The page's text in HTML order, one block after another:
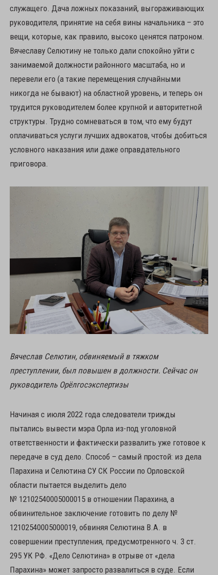
служащего. Дача ложных показаний, выгораживающих
руководителя, принятие на себя вины начальника – это
вещи, которые, как правило, высоко ценятся патроном.
Вячеславу Селютину не только дали спокойно уйти с
занимаемой должности районного масштаба, но и
перевели его (а такие перемещения случайными
никогда не бывают) на областной уровень, и теперь он
трудится руководителем более крупной и авторитетной
структуры. Трудно сомневаться в том, что ему будут
оплачиваться услуги лучших адвокатов, чтобы добиться
условного наказания или даже оправдательного
приговора.
Вячеслав Селютин, обвиняемый в тяжком
преступлении, был повышен в должности. Сейчас он
руководитель Орёлгосэкспертизы
Начиная с июля 2022 года следователи трижды
пытались вывести мэра Орла из-под уголовной
ответственности и фактически развалить уже готовое к
передаче в суд дело. Способ – самый простой: из дела
Парахина и Селютина СУ СК России по Орловской
области пытается выделить дело
№ 12102540005000015 в отношении Парахина, а
обвинительное заключение готовить по делу №
12102540005000019, обвиняя Селютина В.А. в
совершении преступления, предусмотренного ч. 3 ст.
295 УК РФ. «Дело Селютина» в отрыве от «дела
Парахина» может запросто развалиться в суде. Если